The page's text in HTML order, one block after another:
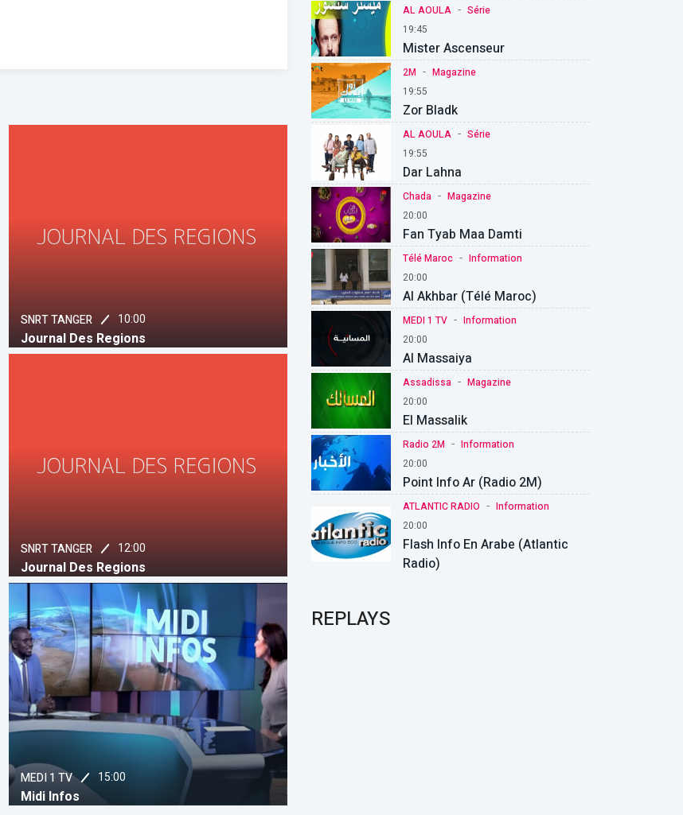
SNRT TANGER 10:00
Journal Des Regions
SNRT TANGER 12:00
Journal Des Regions
MEDI 1 TV 15:00
Midi Infos
AL AOULA - Série
19:45
Mister Ascenseur
2M - Magazine
19:55
Zor Bladk
AL AOULA - Série
19:55
Dar Lahna
Chada - Magazine
20:00
Fan Tyab Maa Damti
Télé Maroc - Information
20:00
Al Akhbar (Télé Maroc)
MEDI 1 TV - Information
20:00
Al Massaiya
Assadissa - Magazine
20:00
El Massalik
Radio 2M - Information
20:00
Point Info Ar (Radio 2M)
ATLANTIC RADIO - Information
20:00
Flash Info En Arabe (Atlantic
Radio)
REPLAYS